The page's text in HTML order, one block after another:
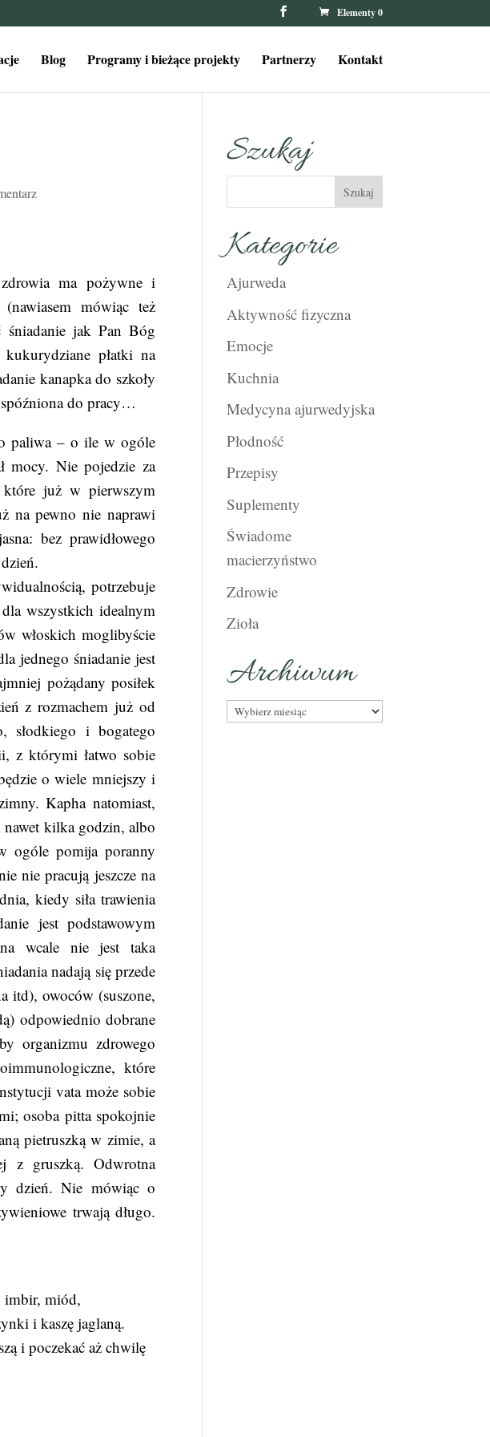
Elementy 0
Blog Programy i bieżące projekty Partnerzy Kontakt
ma pożywne i
mówiąc też
śniadanie jak Pan Bóg
płatki na
kanapka do szkoły
do pracy…
paliwa – o ile w ogóle
mocy. Nie pojedzie za
które już w pierwszym
na pewno nie naprawi
bez prawidłowego
potrzebuje
wszystkich idealnym
włoskich moglibyście
jednego śniadanie jest
pożądany posiłek
z rozmachem już od
słodkiego i bogatego
z którymi łatwo sobie
o wiele mniejszy i
Kapha natomiast,
nawet kilka godzin, albo
ogóle pomija poranny
nie pracują jeszcze na
kiedy siła trawienia
jest podstawowym
wcale nie jest taka
nadają się przede
itd), owoców (suszone,
odpowiednio dobrane
organizmu zdrowego
które
vata może sobie
osoba pitta spokojnie
pietruszką w zimie, a
z gruszką. Odwrotna
dzień. Nie mówiąc o
trwają długo.
imbir, miód,
i kaszę jaglaną.
i poczekać aż chwilę
Szukaj
Kategorie
Ajurweda
Aktywność fizyczna
Emocje
Kuchnia
Medycyna ajurwedyjska
Płodność
Przepisy
Suplementy
Świadome
macierzyństwo
Zdrowie
Zioła
Archiwum
Archiwum